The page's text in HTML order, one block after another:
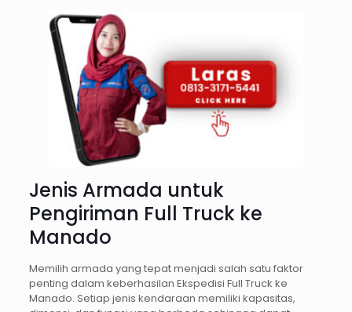
Jenis Armada untuk
Pengiriman Full Truck ke
Manado
Memilih armada yang tepat menjadi salah satu faktor
penting dalam keberhasilan Ekspedisi Full Truck ke
Manado. Setiap jenis kendaraan memiliki kapasitas,